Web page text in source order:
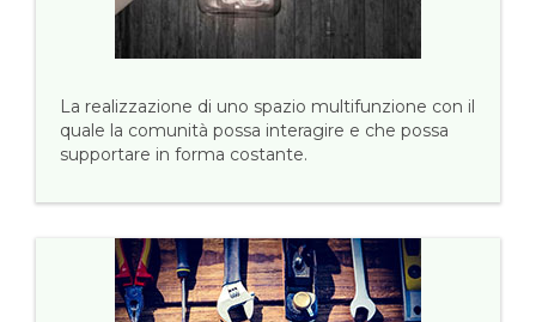
La realizzazione di uno spazio multifunzione con il
quale la comunità possa interagire e che possa
supportare in forma costante.